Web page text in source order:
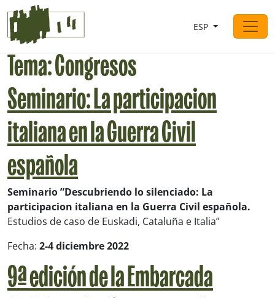
Saltar al contingut
Navegación principal
ESP
Tema:Congresos
Seminario: La participacion
italiana en la Guerra Civil
española
Seminario ”Descubriendo lo silenciado: La
participacion italiana en la Guerra Civil española.
Estudios de caso de Euskadi, Cataluña e Italia”
Fecha: 2-4 diciembre 2022
9ª edición de la Embarcada